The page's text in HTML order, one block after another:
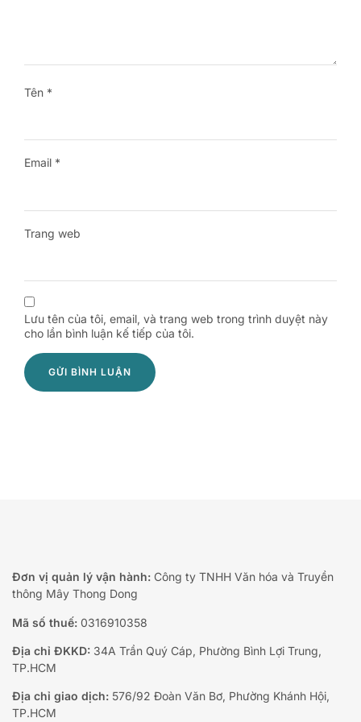
Tên *
Email *
Trang web
Lưu tên của tôi, email, và trang web trong trình duyệt này
cho lần bình luận kế tiếp của tôi.
Đơn vị quản lý vận hành: Công ty TNHH Văn hóa và Truyền
thông Mây Thong Dong
Mã số thuế: 0316910358
Địa chỉ ĐKKD: 34A Trần Quý Cáp, Phường Bình Lợi Trung,
TP.HCM
Địa chỉ giao dịch: 576/92 Đoàn Văn Bơ, Phường Khánh Hội,
TP.HCM